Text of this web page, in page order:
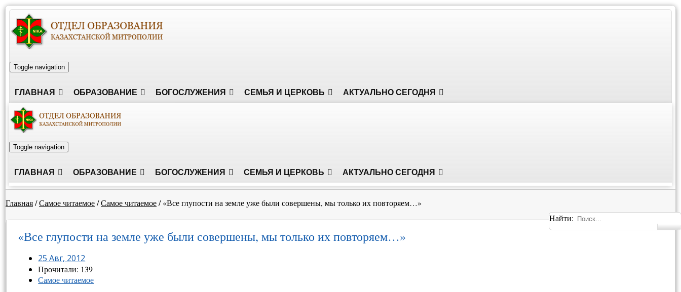
Toggle navigation
ГЛАВНАЯ ОБРАЗОВАНИЕ БОГОСЛУЖЕНИЯ СЕМЬЯ И ЦЕРКОВЬ АКТУАЛЬНО СЕГОДНЯ
Toggle navigation
ГЛАВНАЯ ОБРАЗОВАНИЕ БОГОСЛУЖЕНИЯ СЕМЬЯ И ЦЕРКОВЬ АКТУАЛЬНО СЕГОДНЯ
Главная/Самое читаемое/Самое читаемое/ «Все глу­пос­ти на зем­ле уже бы­ли со­вер­ше­ны, мы толь­ко их пов­то­ря­ем…»
Найти:
«Все глу­пос­ти на зем­ле уже бы­ли со­вер­ше­ны, мы толь­ко их пов­то­ря­ем…»
25 Авг, 2012
Прочитали: 139
Самое читаемое